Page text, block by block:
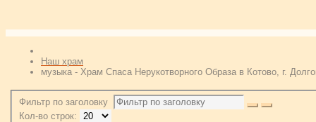
Наш храм
музыка - Храм Спаса Нерукотворного Образа в Котово, г.
Фильтр по заголовку
Кол-во строк: